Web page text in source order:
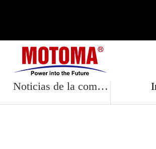
Noticias de la compañía